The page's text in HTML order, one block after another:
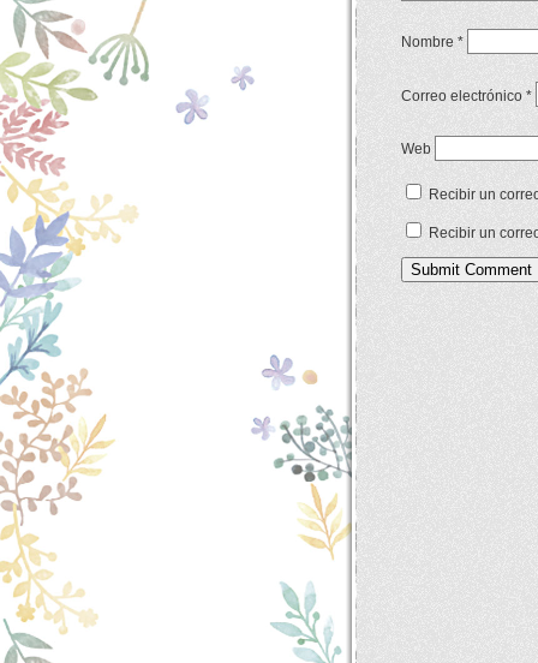
Nombre *
Correo electrónico *
Web
Recibir un
Recibir un